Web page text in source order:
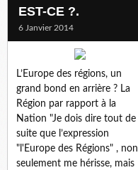
EST-CE ?.
6 Janvier 2014
L’Europe des régions, un
grand bond en arrière ? La
Région par rapport à la
Nation "Je dois dire tout de
suite que l’expression
"l'Europe des Régions" , non
seulement me hérisse, mais